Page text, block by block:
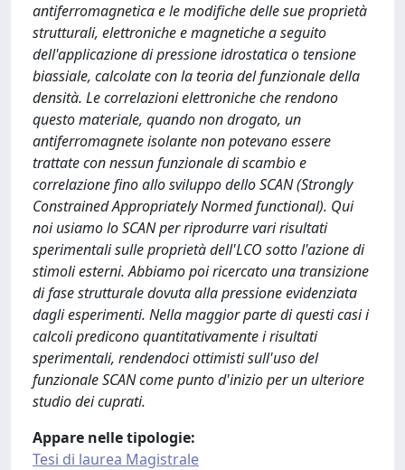
antiferromagnetica e le modifiche delle sue proprietà
strutturali, elettroniche e magnetiche a seguito
dell'applicazione di pressione idrostatica o tensione
biassiale, calcolate con la teoria del funzionale della
densità. Le correlazioni elettroniche che rendono
questo materiale, quando non drogato, un
antiferromagnete isolante non potevano essere
trattate con nessun funzionale di scambio e
correlazione fino allo sviluppo dello SCAN (Strongly
Constrained Appropriately Normed functional). Qui
noi usiamo lo SCAN per riprodurre vari risultati
sperimentali sulle proprietà dell'LCO sotto l'azione di
stimoli esterni. Abbiamo poi ricercato una transizione
di fase strutturale dovuta alla pressione evidenziata
dagli esperimenti. Nella maggior parte di questi casi i
calcoli predicono quantitativamente i risultati
sperimentali, rendendoci ottimisti sull'uso del
funzionale SCAN come punto d'inizio per un ulteriore
studio dei cuprati.
Appare nelle tipologie:
Tesi di laurea Magistrale